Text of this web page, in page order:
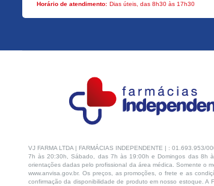
Horário de atendimento: Dias úteis, das 8h30 às 17h30
VJ FARMA LTDA | FARMÁCIAS INDEPENDENTE | :
7h às 20:30h, Sábado, das 7h às 19:00h e Domingos das 8h
orientações dadas pelo profissional da área médica. Somente o
www.anvisa.gov.br. Os preços, as promoções, o frete e as
confirmação da disponibilidade de produto em nosso estoque.